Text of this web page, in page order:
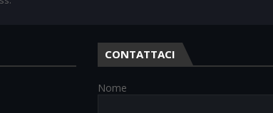
CONTATTACI
Nome